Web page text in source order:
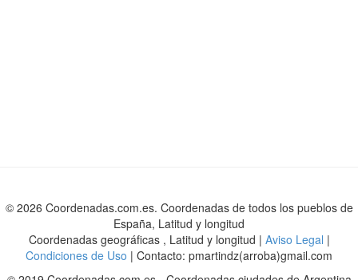
© 2026 Coordenadas.com.es. Coordenadas de todos los pueblos de
España, Latitud y longitud
Coordenadas geográficas , Latitud y longitud | Aviso Legal |
Condiciones de Uso | Contacto: pmartindz(arroba)gmail.com